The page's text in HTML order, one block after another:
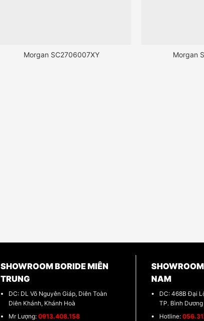
Morgan SC2706007XY Morgan
SHOWROOM BORIDE MIÊN
TRUNG
DC: DL Võ Nguyên Giáp, Diên Toàn
Diên Khánh, Khánh Hoà
Mr Lượng: 0913.408.158
NAM
DC: 468B Đại
TP. Bình Dương
Hotline: